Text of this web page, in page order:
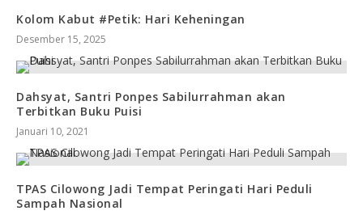
Kolom Kabut #Petik: Hari Keheningan
Desember 15, 2025
Dahsyat, Santri Ponpes Sabilurrahman akan
Terbitkan Buku Puisi
Januari 10, 2021
TPAS Cilowong Jadi Tempat Peringati Hari Peduli
Sampah Nasional